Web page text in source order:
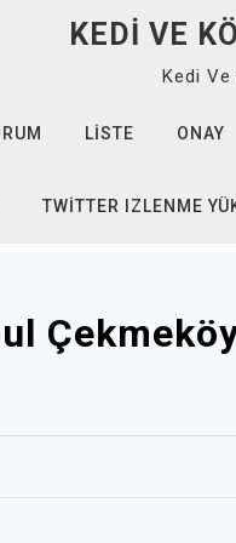
KEDI VE
Kedi Ve
LISTE ONAY
TWITTER IZLENME